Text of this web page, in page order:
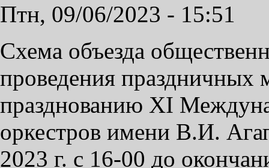
Птн, 09/06/2023 - 15:51
Схема объезда
проведения
празднованию ХI
оркестров имени В.И.
2023 г. с 16-00 до